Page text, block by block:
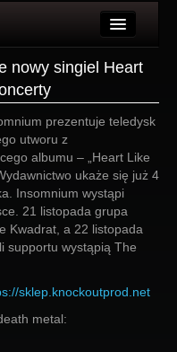
nowy singiel Heart
prezentuje teledysk
utworu z
albumu – „Heart Like
ukaże się już 4
Insomnium wystąpi
21 listopada grupa
Kwadrat, a 22 listopada
supportu wystąpią The
sklep.knockoutprod.net
metal: